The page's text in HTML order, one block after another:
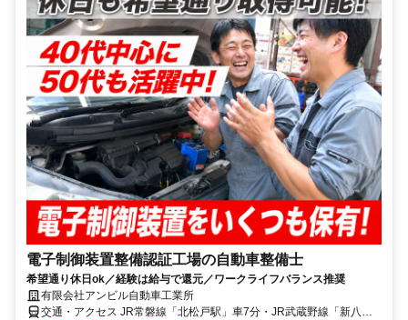
電子制御装置整備認証工場の自動車整備士
希望通り休日ok／経験は給与で還元／ワークライフバランス推奨
有限会社アンビル自動車工業所
交通・アクセス JR常磐線「北松戸駅」車7分・JR武蔵野線「新八柱